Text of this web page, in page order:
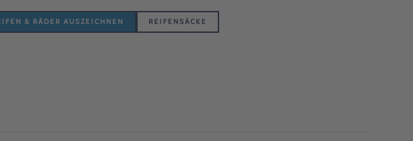
& RÄDER AUSZEICHNEN REIFENSÄCKE